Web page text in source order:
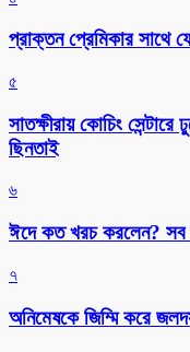
প্রাক্তন প্রেমিকার সাথে
৫
সাতক্ষীরায় কোচিং
ছিনতাই
৬
ঈদে কত খরচ করলেন? সব
৭
অনিমেষকে জিম্মি করে